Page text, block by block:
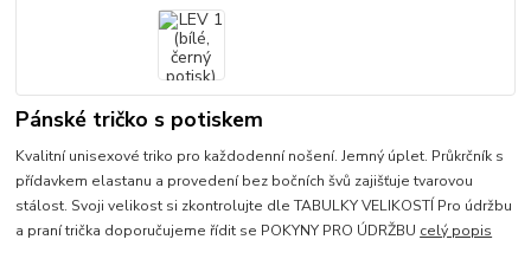
Pánské tričko s potiskem
Kvalitní unisexové triko pro každodenní nošení. Jemný úplet. Průkrčník s
přídavkem elastanu a provedení bez bočních švů zajišťuje tvarovou
stálost. Svoji velikost si zkontrolujte dle TABULKY VELIKOSTÍ Pro údržbu
a praní trička doporučujeme řídit se POKYNY PRO ÚDRŽBU celý popis